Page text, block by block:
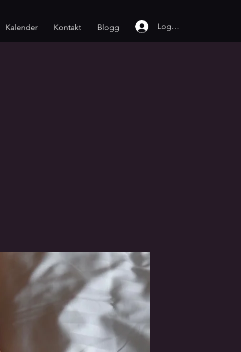
Kalender Kontakt Blogg Logga in